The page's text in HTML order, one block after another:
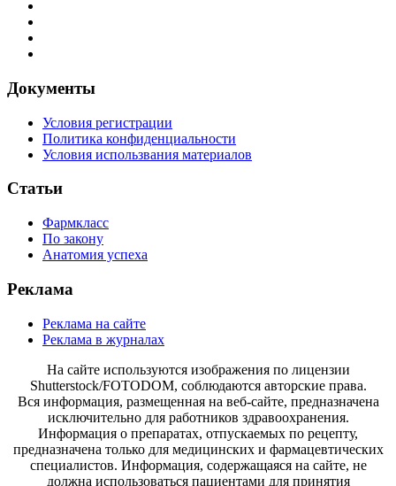
Документы
Условия регистрации
Политика конфиденциальности
Условия использвания материалов
Статьи
Фармкласс
По закону
Анатомия успеха
Реклама
Реклама на сайте
Реклама в журналах
На сайте используются изображения по лицензии
Shutterstock/FOTODOM, соблюдаются авторские права.
Вся информация, размещенная на веб-сайте, предназначена
исключительно для работников здравоохранения.
Информация о препаратах, отпускаемых по рецепту,
предназначена только для медицинских и фармацевтических
специалистов. Информация, содержащаяся на сайте, не
должна использоваться пациентами для принятия